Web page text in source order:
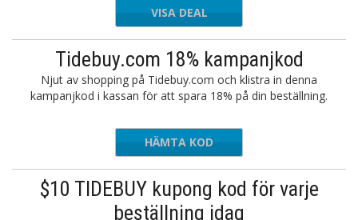
VISA DEAL
Tidebuy.com 18% kampanjkod
Njut av shopping på Tidebuy.com och klistra in denna
kampanjkod i kassan för att spara 18% på din beställning.
LOVE18
HÄMTA KOD
$10 TIDEBUY kupong kod för varje
beställning idag